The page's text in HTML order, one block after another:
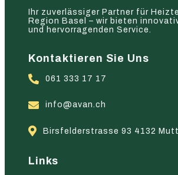
Ihr zuverlässiger Partner für
Region Basel – wir bieten
und hervorragenden Service.
Kontaktieren Sie Uns
061 333 17 17
info@avan.ch
Birsfelderstrasse 93 4132
Links